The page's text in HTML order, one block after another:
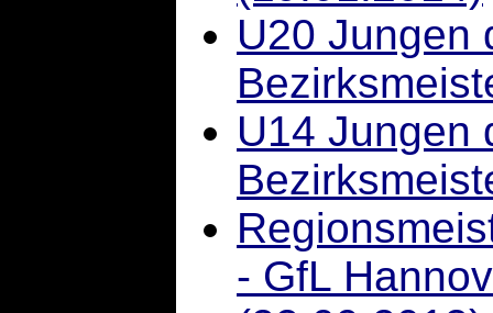
U20 Jungen
U14 Jungen
- GfL